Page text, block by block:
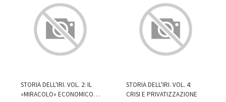
STORIA DELL'IRI. VOL. 2: IL
«MIRACOLO» ECONOMICO E
STORIA DELL'IRI. VOL. 4:
CRISI E PRIVATIZZAZIONE